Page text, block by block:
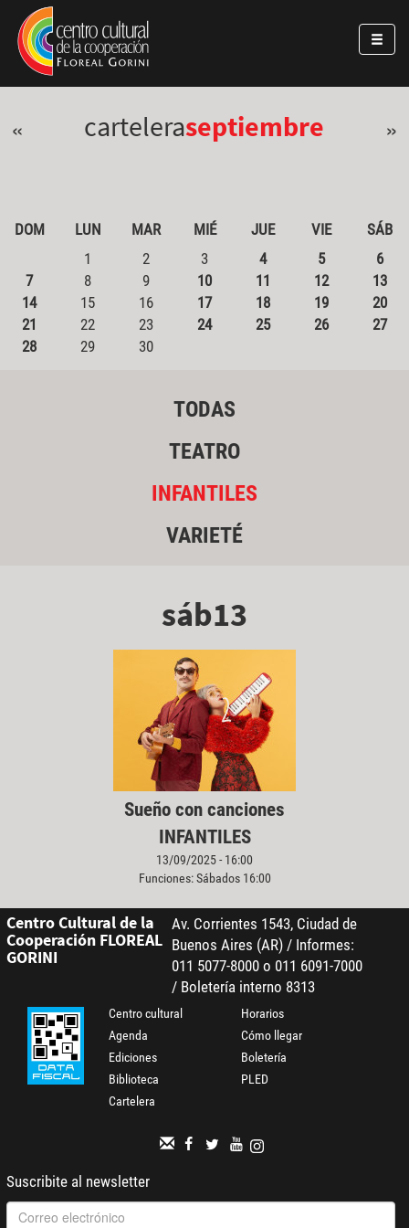
Pasar al contenido principal
Jump to main content
« carteleraseptiembre »
DOM LUN MAR MIÉ JUE VIE
SÁB
1
2 3 4 5
6
7
8 9 10 11 12
13
14
15 16 17 18 19
20
21
22 23 24 25 26
27
28
29 30
TODAS
TEATRO
INFANTILES
VARIETÉ
sáb13
Sueño con canciones
INFANTILES
13/09/2025 - 16:00
Funciones: Sábados 16:00
Centro Cultural de la
Cooperación FLOREAL
GORINI
Av. Corrientes 1543, Ciudad de
Buenos Aires (AR) / Informes:
011 5077-8000 o 011 6091-7000
/ Boletería interno 8313
Centro cultural
Agenda
Ediciones
Biblioteca
Cartelera
Horarios
Cómo llegar
Boletería
PLED
Suscribite al newsletter